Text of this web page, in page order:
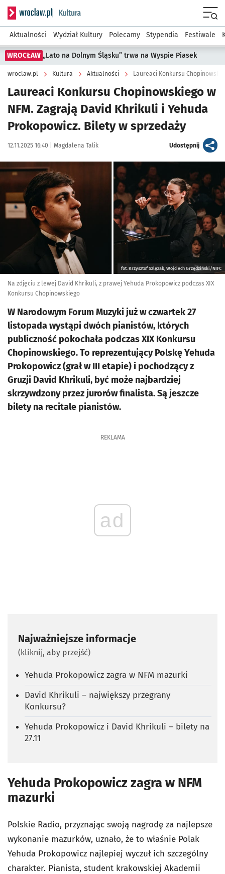
Serwis informacyjny wroclaw.pl podserwis: Kultura
Aktualności Wydział Kultury Polecamy Stypendia Festiwale
WROCŁAW „Lato na Dolnym Śląsku” trwa na Wyspie Piasek
wroclaw.pl Kultura Aktualności Laureaci Konkursu
Laureaci Konkursu Chopinowskiego w
NFM. Zagrają David Khrikuli i Yehuda
Prokopowicz. Bilety w sprzedaży
Data publikacji:
12.11.2025 16:40 | Autor:
Magdalena Talik Udostępnijartykuł
Kliknij, aby powiększyć
fot. Krzysztof Szlęzak, Wojciech Grzędziński/NIFC
Na zdjęciu z lewej David Khrikuli, z prawej Yehuda Prokopowicz podczas XIX
Konkursu Chopinowskiego
W Narodowym Forum Muzyki już w czwartek 27
listopada wystąpi dwóch pianistów, których
publiczność pokochała podczas XIX Konkursu
Chopinowskiego. To reprezentujący Polskę Yehuda
Prokopowicz (grał w III etapie) i pochodzący z
Gruzji David Khrikuli, być może najbardziej
skrzywdzony przez jurorów finalista. Są jeszcze
bilety na recitale pianistów.
REKLAMA
ad
Najważniejsze informacje
(kliknij, aby przejść)
Yehuda Prokopowicz zagra w NFM mazurki
David Khrikuli – największy przegrany
Konkursu?
Yehuda Prokopowicz i David Khrikuli – bilety na
27.11
Yehuda Prokopowicz zagra w NFM
mazurki
Polskie Radio, przyznając swoją nagrodę za najlepsze
wykonanie mazurków, uznało, że to właśnie Polak
Yehuda Prokopowicz najlepiej wyczuł ich szczególny
charakter. Pianista, student krakowskiej Akademii